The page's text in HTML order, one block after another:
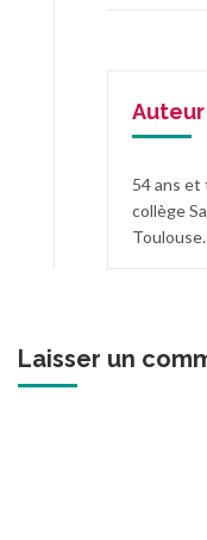
Auteur
54 ans et
collège
Toulouse.
Laisser un